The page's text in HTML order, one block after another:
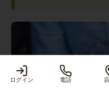
ログイン 電話